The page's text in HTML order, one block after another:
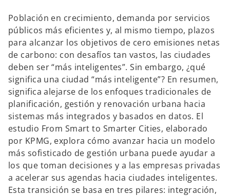
a a
Población en crecimiento, demanda por servicios
públicos más eficientes y, al mismo tiempo, plazos
para alcanzar los objetivos de cero emisiones netas
de carbono: con desafíos tan vastos, las ciudades
deben ser “más inteligentes”. Sin embargo, ¿qué
significa una ciudad “más inteligente”? En resumen,
significa alejarse de los enfoques tradicionales de
planificación, gestión y renovación urbana hacia
sistemas más integrados y basados en datos. El
estudio From Smart to Smarter Cities, elaborado
por KPMG, explora cómo avanzar hacia un modelo
más sofisticado de gestión urbana puede ayudar a
los que toman decisiones y a las empresas privadas
a acelerar sus agendas hacia ciudades inteligentes.
Esta transición se basa en tres pilares: integración,